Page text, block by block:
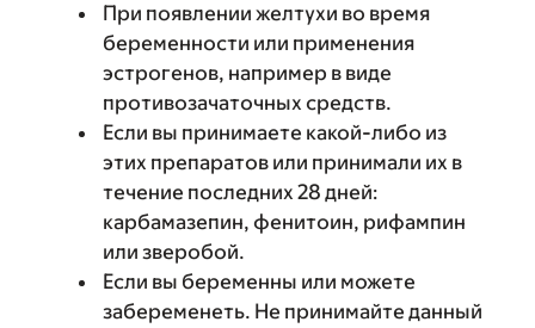
При появлении желтухи во время
беременности или применения
эстрогенов, например в виде
противозачаточных средств.
Если вы принимаете какой-либо из
этих препаратов или принимали их в
течение последних 28 дней:
карбамазепин, фенитоин, рифампин
или зверобой.
Если вы беременны или можете
забеременеть. Не принимайте данный